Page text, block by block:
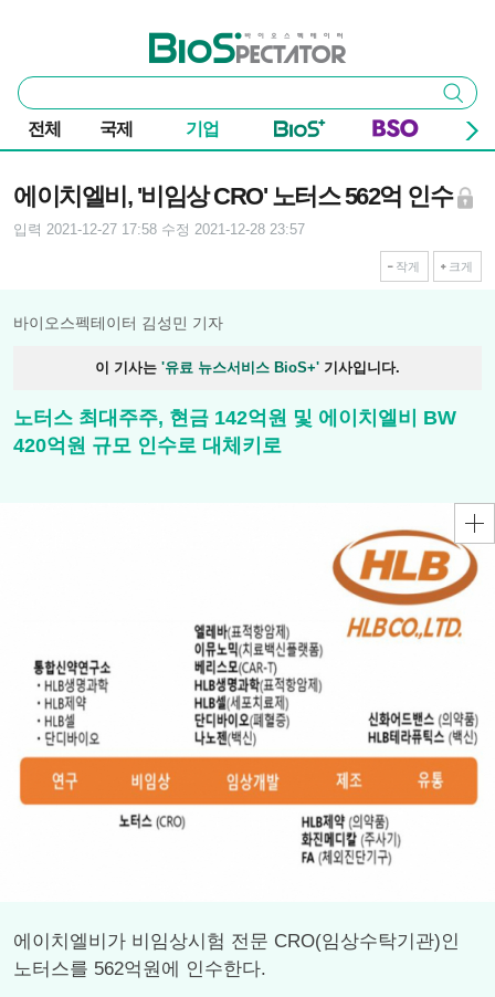
바이오스펙테이터
통
합
검
색
검색
전체 국제 기업
에이치엘비, '비임상 CRO' 노터스 562억 인수
입력 2021-12-27 17:58 수정 2021-12-28 23:57
작게 크게
바이오스펙테이터 김성민 기자
이 기사는 '유료 뉴스서비스 BioS+' 기사입니다.
노터스 최대주주, 현금 142억원 및 에이치엘비 BW
420억원 규모 인수로 대체키로
에이치엘비가 비임상시험 전문 CRO(임상수탁기관)인
노터스를 562억원에 인수한다.